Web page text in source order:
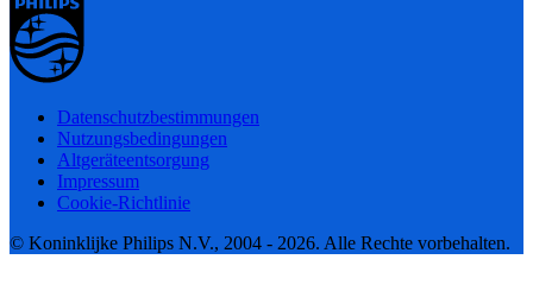
Datenschutzbestimmungen
Nutzungsbedingungen
Altgeräteentsorgung
Impressum
Cookie-Richtlinie
© Koninklijke Philips N.V., 2004 - 2026. Alle Rechte vorbehalten.